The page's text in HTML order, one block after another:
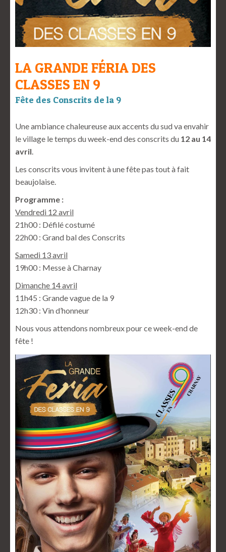
LA GRANDE FÉRIA DES
CLASSES EN 9
Fête des Conscrits de la 9
Une ambiance chaleureuse aux accents du sud va envahir
le village le temps du week-end des conscrits du 12 au 14
avril.
Les conscrits vous invitent à une fête pas tout à fait
beaujolaise.
Programme :
Vendredi 12 avril
21h00 : Défilé costumé
22h00 : Grand bal des Conscrits
Samedi 13 avril
19h00 : Messe à Charnay
Dimanche 14 avril
11h45 : Grande vague de la 9
12h30 : Vin d’honneur
Nous vous attendons nombreux pour ce week-end de
fête !